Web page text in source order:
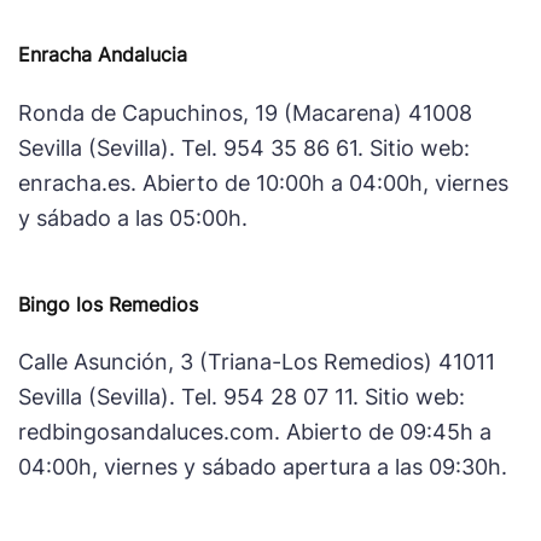
Enracha Andalucia
Ronda de Capuchinos, 19 (Macarena) 41008
Sevilla (Sevilla). Tel. 954 35 86 61. Sitio web:
enracha.es. Abierto de 10:00h a 04:00h, viernes
y sábado a las 05:00h.
Bingo los Remedios
Calle Asunción, 3 (Triana-Los Remedios) 41011
Sevilla (Sevilla). Tel. 954 28 07 11. Sitio web:
redbingosandaluces.com. Abierto de 09:45h a
04:00h, viernes y sábado apertura a las 09:30h.